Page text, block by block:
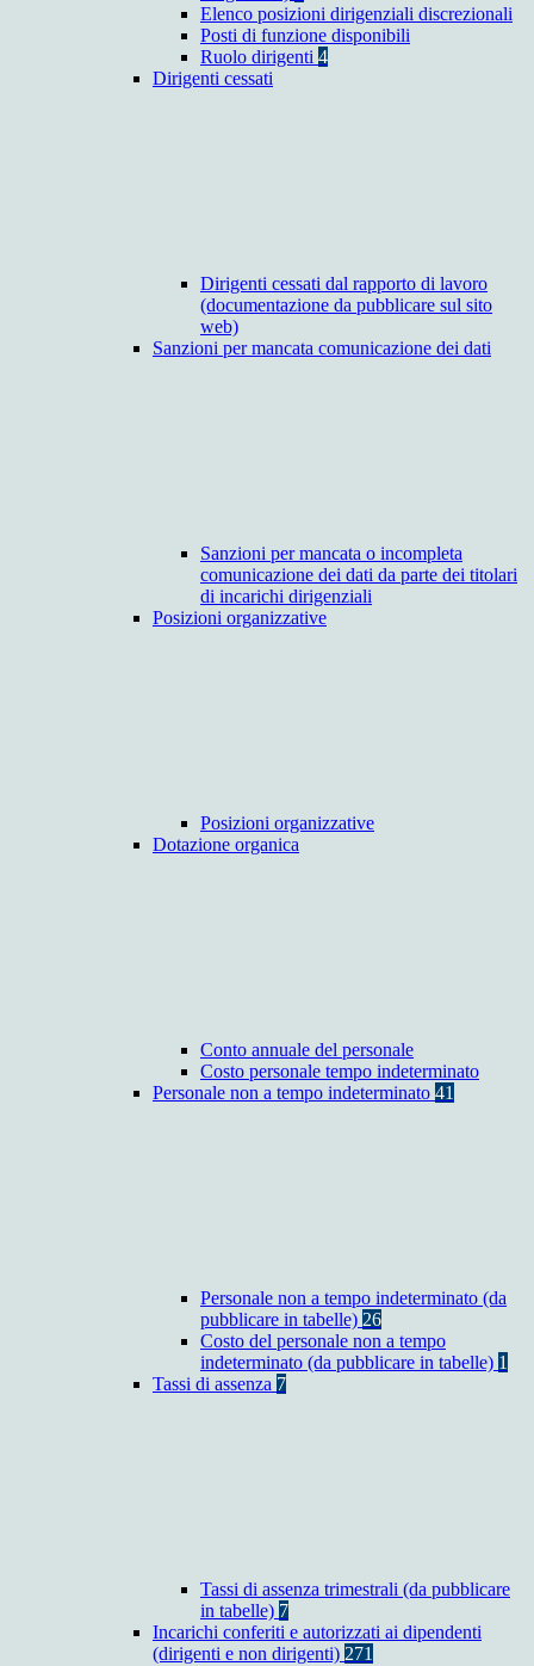
Elenco posizioni dirigenziali discrezionali
Posti di funzione disponibili
Ruolo dirigenti 4
Dirigenti cessati
Dirigenti cessati dal rapporto di lavoro
(documentazione da pubblicare sul sito
web)
Sanzioni per mancata comunicazione dei dati
Sanzioni per mancata o incompleta
comunicazione dei dati da parte dei titolari
di incarichi dirigenziali
Posizioni organizzative
Posizioni organizzative
Dotazione organica
Conto annuale del personale
Costo personale tempo indeterminato
Personale non a tempo indeterminato 41
Personale non a tempo indeterminato (da
pubblicare in tabelle) 26
Costo del personale non a tempo
indeterminato (da pubblicare in tabelle) 1
Tassi di assenza 7
Tassi di assenza trimestrali (da pubblicare
in tabelle) 7
Incarichi conferiti e autorizzati ai dipendenti
(dirigenti e non dirigenti) 271